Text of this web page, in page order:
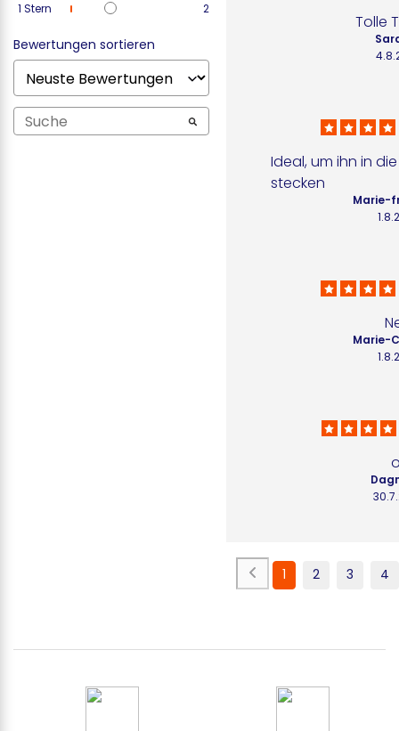
1 Stern 2
Bewertungen sortieren
Tolle
Ideal, um ihn in
stecken
Marie-
Marie-
1 2 3 4